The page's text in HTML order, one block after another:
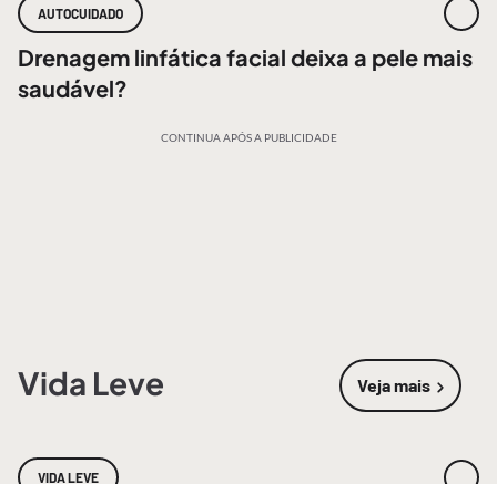
AUTOCUIDADO
Drenagem linfática facial deixa a pele mais
saudável?
CONTINUA APÓS A PUBLICIDADE
Vida Leve Veja mais
sobre Vida
VIDA LEVE